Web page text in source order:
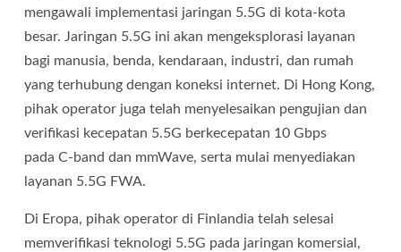
mengawali implementasi jaringan 5.5G di kota-kota
besar. Jaringan 5.5G ini akan mengeksplorasi layanan
bagi manusia, benda, kendaraan, industri, dan rumah
yang terhubung dengan koneksi internet. Di Hong Kong,
pihak operator juga telah menyelesaikan pengujian dan
verifikasi kecepatan 5.5G berkecepatan 10 Gbps
pada C-band dan mmWave, serta mulai menyediakan
layanan 5.5G FWA.
Di Eropa, pihak operator di Finlandia telah selesai
memverifikasi teknologi 5.5G pada jaringan komersial,